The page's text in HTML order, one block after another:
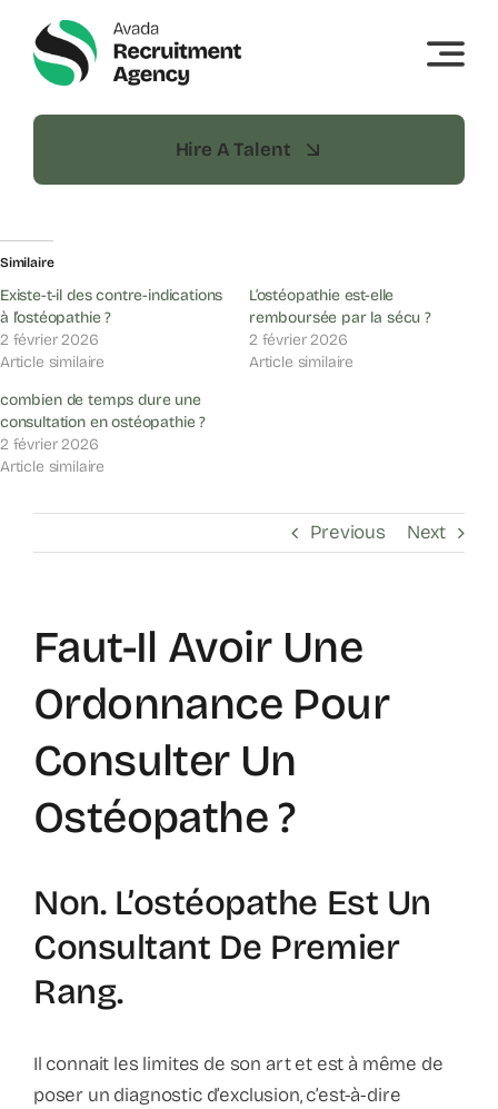
content
Hire A Talent
Similaire
Existe-t-il des contre-indications
à l’ostéopathie ?
2 février 2026
Article similaire
L’ostéopathie est-elle
remboursée par la sécu ?
2 février 2026
Article similaire
combien de temps dure une
consultation en ostéopathie ?
2 février 2026
Article similaire
Previous Next
Faut-Il Avoir Une
Ordonnance Pour
Consulter Un
Ostéopathe ?
Non. L’ostéopathe Est Un
Consultant De Premier
Rang.
Il connait les limites de son art et est à même de
poser un diagnostic d’exclusion, c’est-à-dire